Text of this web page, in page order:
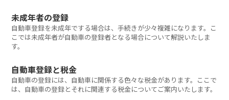
未成年者の登録
自動車登録を未成年でする場合は、手続きが少々複雑になります。こ
こでは未成年者が自動車の登録者となる場合について解説いたしま
す。
自動車登録と税金
自動車の登録には、自動車に関係する色々な税金があります。ここで
は、自動車の登録とそれに関連する税金についてご案内いたします。